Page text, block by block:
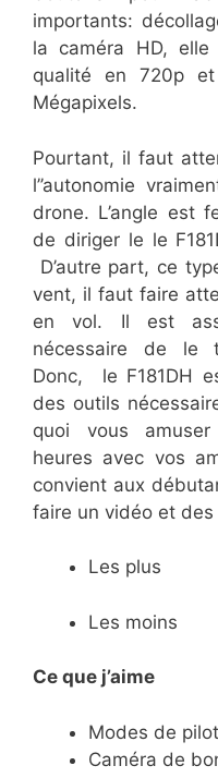
importants:
la caméra HD,
qualité en 720p
Mégapixels.
Pourtant, il faut
l’’autonomie
drone. L’angle est
de diriger le le
D’autre part, ce
vent, il faut faire
en vol. Il est
nécessaire de le
Donc, le F181DH
des outils
quoi vous
heures avec vos
convient aux
faire un vidéo et
Les plus
Les moins
Ce que j’aime
Modes de
Caméra de